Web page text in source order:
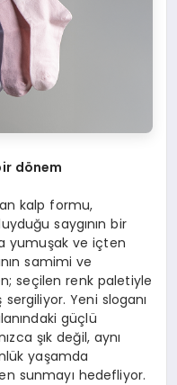
dönem
kalp formu,
saygının bir
yumuşak ve içten
samimi ve
seçilen renk paletiyle
Yeni sloganı
güçlü
şık değil, aynı
yaşamda
sunmayı hedefliyor.